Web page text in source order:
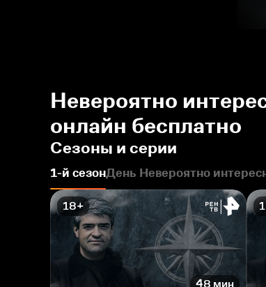
Невероятно
онлайн бесплатно
Сезоны и серии
1-й сезонДень Невероятно
18+
48 мин